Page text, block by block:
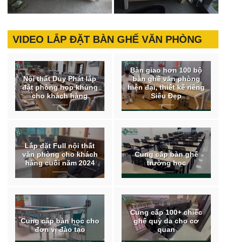
VIDEO LẮP ĐẶT BÀN GHẾ VĂN PHÒNG
Nội thất Duy Phát lắp
đặt phòng họp khủng
cho khách hàng
Bàn giao hơn 100 bộ
bàn ghế văn phòng
hiện đại, thiết kế riêng
Siêu Đẹp
Lắp đặt Full nội thất
văn phòng cho khách
hàng cuối năm 2024
Cung cấp bàn ghế
trường học
Cung cấp bàn học cho
đơn vị đào tạo
Cung cấp 100+ chiếc
ghế quỳ da cho cơ
quan